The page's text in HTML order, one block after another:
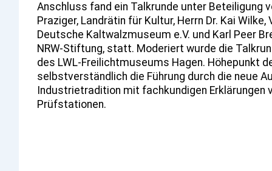
Anschluss fand ein Talkrunde unter Beteiligung
Praziger, Landrätin für Kultur, Herrn Dr. Kai
Deutsche Kaltwalzmuseum e.V. und Karl Peer
NRW-Stiftung, statt. Moderiert wurde die
des LWL-Freilichtmuseums Hagen. Höhepunkt
selbstverständlich die Führung durch die neue
Industrietradition mit fachkundigen Erklärungen
Prüfstationen.